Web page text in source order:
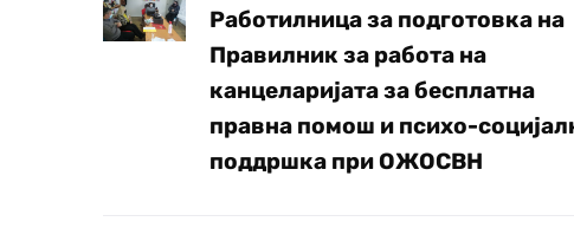
Работилница за подготовка на
Правилник за работа на
канцеларијата за бесплатна
правна помош и психо-
поддршка при ОЖОСВН